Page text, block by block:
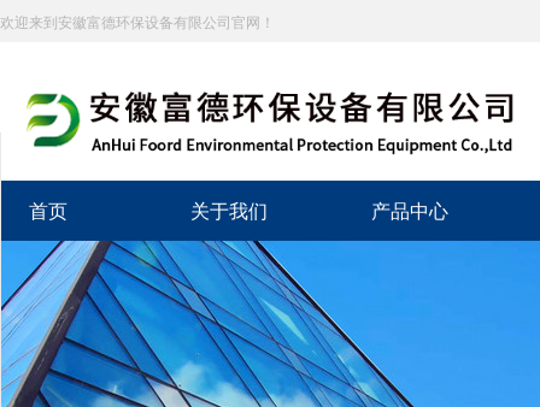
欢迎来到安徽富德环保设备有限公司官网！
首页 关于我们 产品中心
分享到
微信
百度贴吧
豆瓣
QQ好友
QQ空间
复制网址